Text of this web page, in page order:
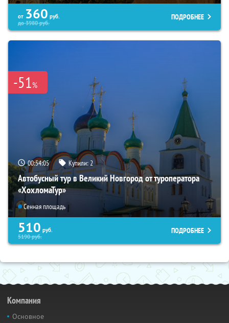
от 360 руб.
до3980руб.
ПОДРОБНЕЕ
-51%
00:54:04 Купили:2
Автобусный тур в Великий Новгород от туроператора
«ХохломаТур»
Сенная площадь
510 руб.
5190руб.
ПОДРОБНЕЕ
Компания
Основное